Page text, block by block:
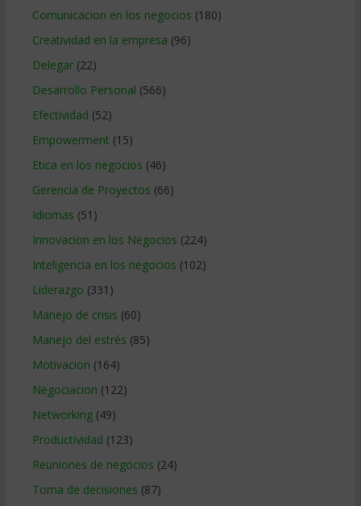
Comunicacion en los negocios (180)
Creatividad en la empresa (96)
Delegar(22)
Desarrollo Personal (566)
Efectividad (52)
Empowerment (15)
Etica en los negocios (46)
Gerencia de Proyectos (66)
Idiomas (51)
Innovacion en los Negocios (224)
Inteligencia en los negocios (102)
Liderazgo (331)
Manejo de crisis (60)
Manejo del estrés (85)
Motivacion (164)
Negociacion (122)
Networking(49)
Productividad (123)
Reuniones de negocios (24)
Toma de decisiones (87)